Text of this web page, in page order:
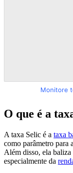
Monitore
O que é a
A taxa Selic é a taxa
como parâmetro para
Além disso, ela
especialmente da